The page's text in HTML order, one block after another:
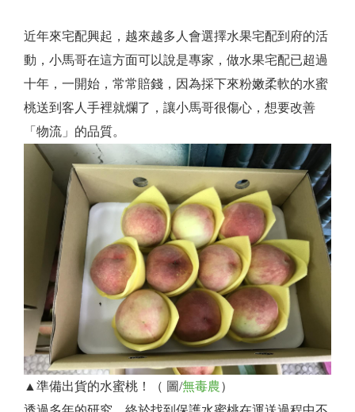
近年來宅配興起，越來越多人會選擇水果宅配到府的活
動，小馬哥在這方面可以說是專家，做水果宅配已超過
十年，一開始，常常賠錢，因為採下來粉嫩柔軟的水蜜
桃送到客人手裡就爛了，讓小馬哥很傷心，想要改善
「物流」的品質。
▲準備出貨的水蜜桃！（ 圖/無毒農）